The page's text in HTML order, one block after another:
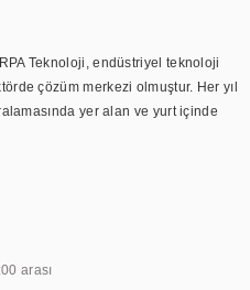
Teknoloji, endüstriyel teknoloji
çözüm merkezi olmuştur. Her yıl
yer alan ve yurt içinde
kullanmıştır. Günümüzde
totem, akıllı durak ekranı, araç içi
marin ekran, medikal ekran,
arası